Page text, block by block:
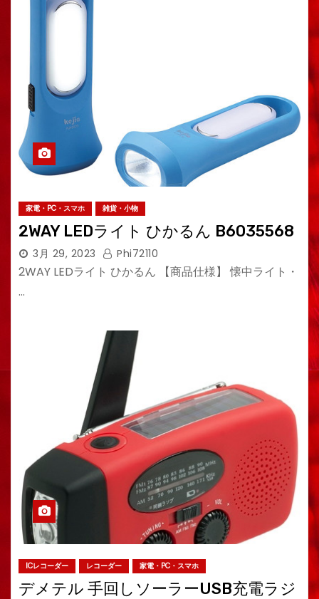
家電・PC・スマホ 雑貨・小物
2WAY LEDライト ひかるん B6035568
3月 29, 2023 Phi72110
2WAY LEDライト ひかるん 【商品仕様】 懐中ライト・
…
ICレコーダー レコーダー 家電・PC・スマホ
デメテル 手回しソーラーUSB充電ラジ